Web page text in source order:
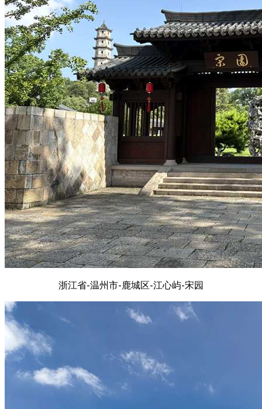
浙江省-温州市-鹿城区-江心屿-宋园